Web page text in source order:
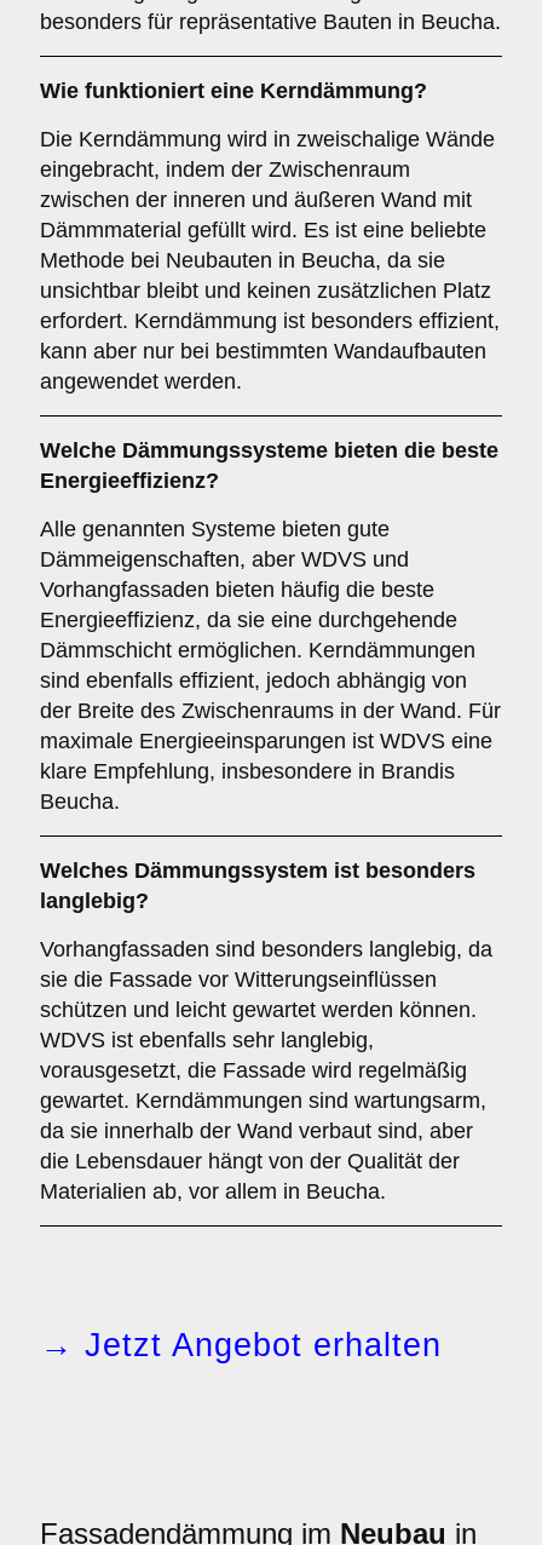
besonders für repräsentative Bauten in Beucha.
Wie funktioniert eine Kerndämmung?
Die Kerndämmung wird in zweischalige Wände
eingebracht, indem der Zwischenraum
zwischen der inneren und äußeren Wand mit
Dämmmaterial gefüllt wird. Es ist eine beliebte
Methode bei Neubauten in Beucha, da sie
unsichtbar bleibt und keinen zusätzlichen Platz
erfordert. Kerndämmung ist besonders effizient,
kann aber nur bei bestimmten Wandaufbauten
angewendet werden.
Welche Dämmungssysteme bieten die beste
Energieeffizienz?
Alle genannten Systeme bieten gute
Dämmeigenschaften, aber WDVS und
Vorhangfassaden bieten häufig die beste
Energieeffizienz, da sie eine durchgehende
Dämmschicht ermöglichen. Kerndämmungen
sind ebenfalls effizient, jedoch abhängig von
der Breite des Zwischenraums in der Wand. Für
maximale Energieeinsparungen ist WDVS eine
klare Empfehlung, insbesondere in Brandis
Beucha.
Welches Dämmungssystem ist besonders
langlebig?
Vorhangfassaden sind besonders langlebig, da
sie die Fassade vor Witterungseinflüssen
schützen und leicht gewartet werden können.
WDVS ist ebenfalls sehr langlebig,
vorausgesetzt, die Fassade wird regelmäßig
gewartet. Kerndämmungen sind wartungsarm,
da sie innerhalb der Wand verbaut sind, aber
die Lebensdauer hängt von der Qualität der
Materialien ab, vor allem in Beucha.
→ Jetzt Angebot erhalten
Fassadendämmung im Neubau in